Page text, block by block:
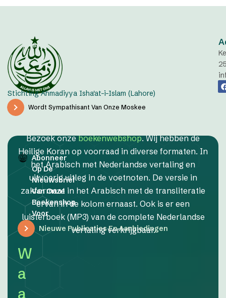
Stichting Ahmadiyya Isha'at-i-Islam (Lahore)
Wordt Sympathisant Van Onze Moskee
Abonneer
Op De
Nieuwsbrief
Van Onze
Boekenshop
Voor
Nieuwe Publicaties En Aanbiedingen
W
a
a
Bezoek onzeboekenwebshop. Wij hebben de
Heilige Koran op voorraad in diverse formaten. In
het Arabisch met Nederlandse vertaling en
uitvoerig uitleg in de voetnoten. De versie in
zakformaat in het Arabisch met de transliteratie
ervan in de kolom ernaast. Ook is er een
luisterboek (MP3) van de complete Nederlandse
vertaling verkrijgbaar.